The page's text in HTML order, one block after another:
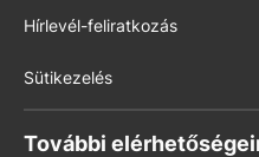
Hírlevél-feliratkozás
Sütikezelés
További